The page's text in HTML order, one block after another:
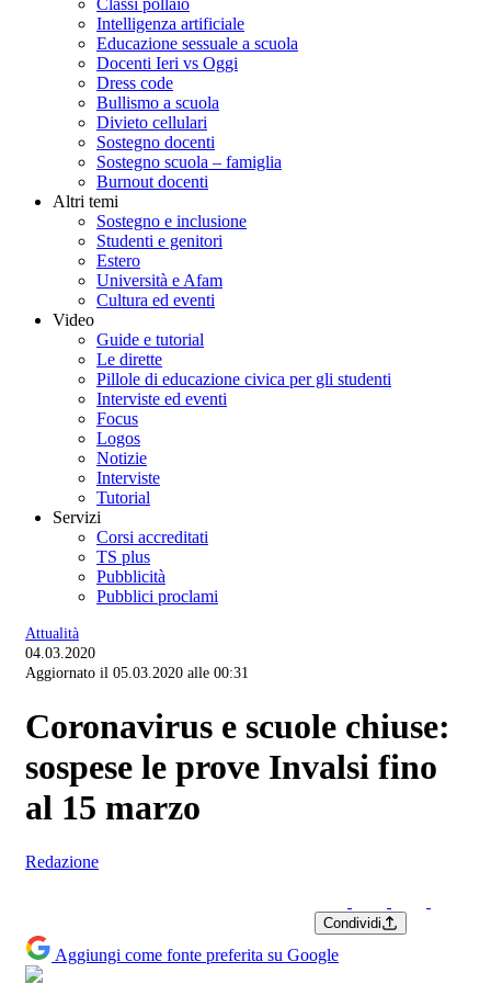
Classi pollaio
Intelligenza artificiale
Educazione sessuale a scuola
Docenti Ieri vs Oggi
Dress code
Bullismo a scuola
Divieto cellulari
Sostegno docenti
Sostegno scuola – famiglia
Burnout docenti
Altri temi
Sostegno e inclusione
Studenti e genitori
Estero
Università e Afam
Cultura ed eventi
Video
Guide e tutorial
Le dirette
Pillole di educazione civica per gli studenti
Interviste ed eventi
Focus
Logos
Notizie
Interviste
Tutorial
Servizi
Corsi accreditati
TS plus
Pubblicità
Pubblici proclami
Attualità
04.03.2020
Aggiornato il 05.03.2020 alle 00:31
Coronavirus e scuole chiuse:
sospese le prove Invalsi fino
al 15 marzo
Redazione
Condividi
Aggiungi come fonte preferita su Google